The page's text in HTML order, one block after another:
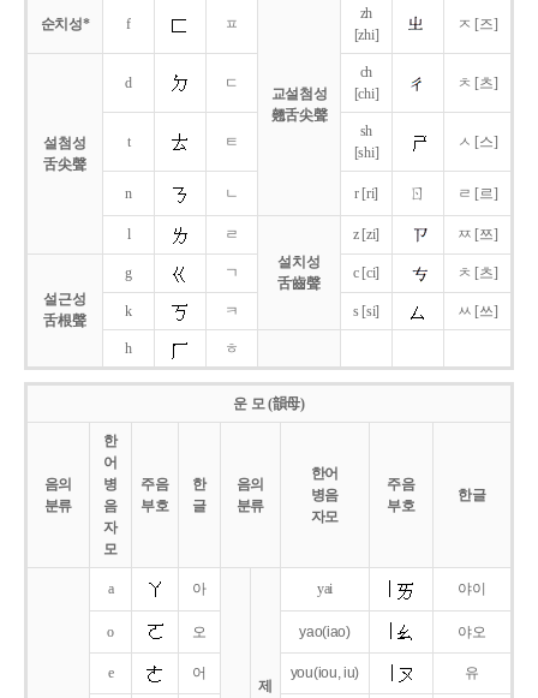
순치성* f ㅍ
교설첨성
翹舌尖聲
zh
[zhi]
ㅈ [즈]
설첨성
舌尖聲
d ㄷ
ch
[chi]
ㅊ [츠]
t ㅌ
sh
[shi]
ㅅ [스]
n ㄴ r [ri] ㄖ ㄹ [르]
l
ㄹ
설치성
舌齒聲
z [zi] ㅉ [쯔]
설근성
舌根聲
g ㄱ c [ci] ㅊ [츠]
k ㅋ s [si] ㅆ [쓰]
h ㅎ
운 모 (韻母)
음의
분류
한
어
병
음
자
모
주음
부호
한
글
음의
분류
한어
병음
자모
주음
부호
한글
a 아
제
yai 야이
o 오 yao(iao) 야오
e 어 you(iou,iu) 유